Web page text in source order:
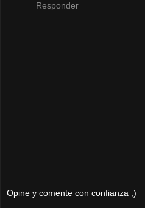
Responder
Opine y comente con confianza ;)